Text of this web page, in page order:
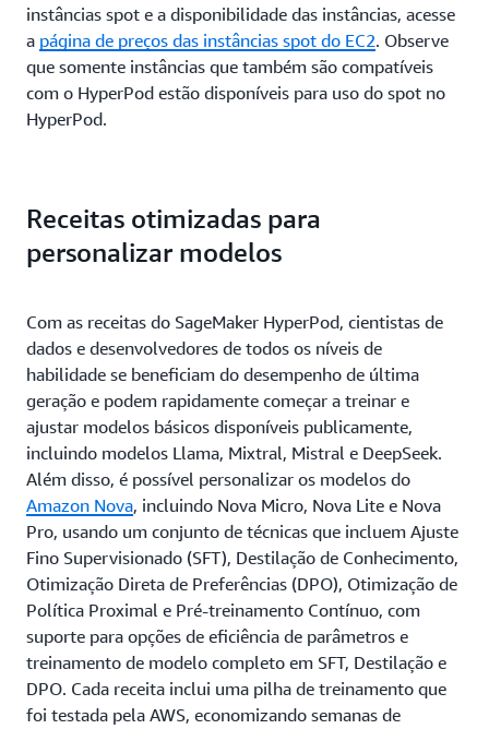
instâncias spot e a disponibilidade das instâncias, acesse
a página de preços das instâncias spot do EC2. Observe
que somente instâncias que também são compatíveis
com o HyperPod estão disponíveis para uso do spot no
HyperPod.
Receitas otimizadas para
personalizar modelos
Com as receitas do SageMaker HyperPod, cientistas de
dados e desenvolvedores de todos os níveis de
habilidade se beneficiam do desempenho de última
geração e podem rapidamente começar a treinar e
ajustar modelos básicos disponíveis publicamente,
incluindo modelos Llama, Mixtral, Mistral e DeepSeek.
Além disso, é possível personalizar os modelos do
Amazon Nova, incluindo Nova Micro, Nova Lite e Nova
Pro, usando um conjunto de técnicas que incluem Ajuste
Fino Supervisionado (SFT), Destilação de Conhecimento,
Otimização Direta de Preferências (DPO), Otimização de
Política Proximal e Pré-treinamento Contínuo, com
suporte para opções de eficiência de parâmetros e
treinamento de modelo completo em SFT, Destilação e
DPO. Cada receita inclui uma pilha de treinamento que
foi testada pela AWS, economizando semanas de